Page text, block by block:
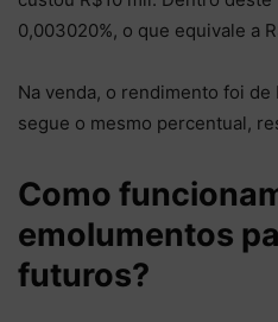
0,003020%, o que equivale a
Na venda, o rendimento foi de
segue o mesmo percentual,
Como
emolumentos
futuros?